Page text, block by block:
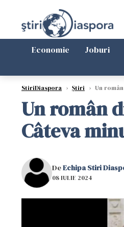
Economie Joburi
StiriDiaspora › Știri › Un
Un român
Câteva
DeEchipa Stiri
08 IULIE 2024